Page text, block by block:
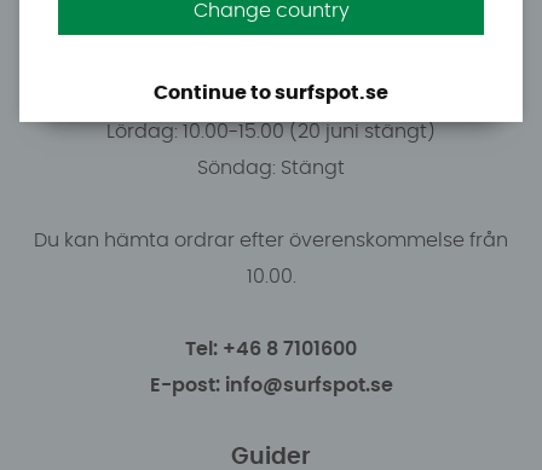
Onsdag: 11.00-18.30
Fredag: 11.00-16:00 (19:e juni stängt)
Lördag: 10.00-15.00 (20 juni stängt)
Söndag: Stängt
Du kan hämta ordrar efter överenskommelse från
10.00.
Tel: +46 8 7101600
E-post: info@surfspot.se
Guider
Change country
Continue to surfspot.se